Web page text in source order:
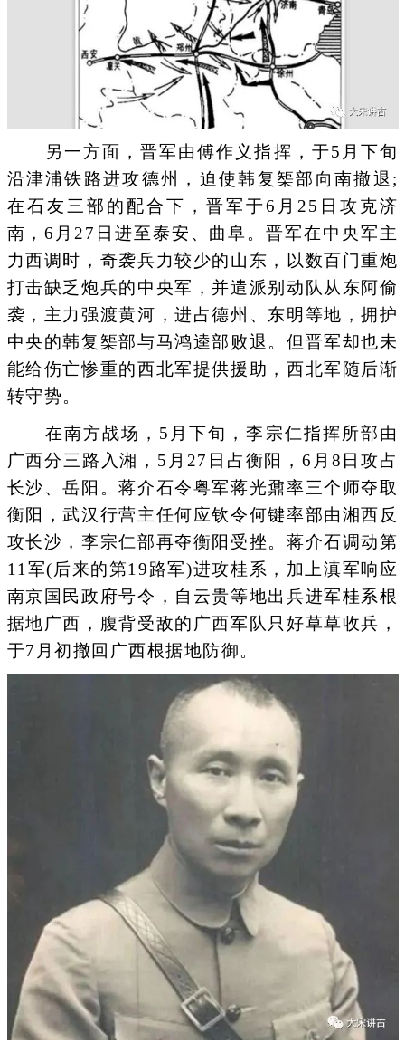
另一方面，晋军由傅作义指挥，于5月下旬
沿津浦铁路进攻德州，迫使韩复榘部向南撤退;
在石友三部的配合下，晋军于6月25日攻克济
南，6月27日进至泰安、曲阜。晋军在中央军主
力西调时，奇袭兵力较少的山东，以数百门重炮
打击缺乏炮兵的中央军，并遣派别动队从东阿偷
袭，主力强渡黄河，进占德州、东明等地，拥护
中央的韩复榘部与马鸿逵部败退。但晋军却也未
能给伤亡惨重的西北军提供援助，西北军随后渐
转守势。
在南方战场，5月下旬，李宗仁指挥所部由
广西分三路入湘，5月27日占衡阳，6月8日攻占
长沙、岳阳。蒋介石令粤军蒋光鼐率三个师夺取
衡阳，武汉行营主任何应钦令何键率部由湘西反
攻长沙，李宗仁部再夺衡阳受挫。蒋介石调动第
11军(后来的第19路军)进攻桂系，加上滇军响应
南京国民政府号令，自云贵等地出兵进军桂系根
据地广西，腹背受敌的广西军队只好草草收兵，
于7月初撤回广西根据地防御。